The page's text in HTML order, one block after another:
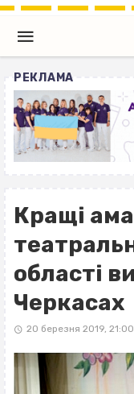
РЕКЛАМА
Кращі
області
Черкасах
20 березня 2019, 21:00